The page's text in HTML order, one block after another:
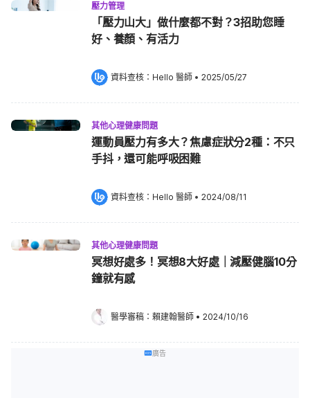
壓力管理
「壓力山大」做什麼都不對？3招助您睡
好、養顏、有活力
資料查核： Hello 醫師 • 2025/05/27
其他心理健康問題
運動員壓力有多大？焦慮症狀分2種：不只
手抖，還可能呼吸困難
資料查核： Hello 醫師 • 2024/08/11
其他心理健康問題
冥想好處多！冥想8大好處｜減壓健腦10分
鐘就有感
醫學審稿： 賴建翰醫師 • 2024/10/16
廣告